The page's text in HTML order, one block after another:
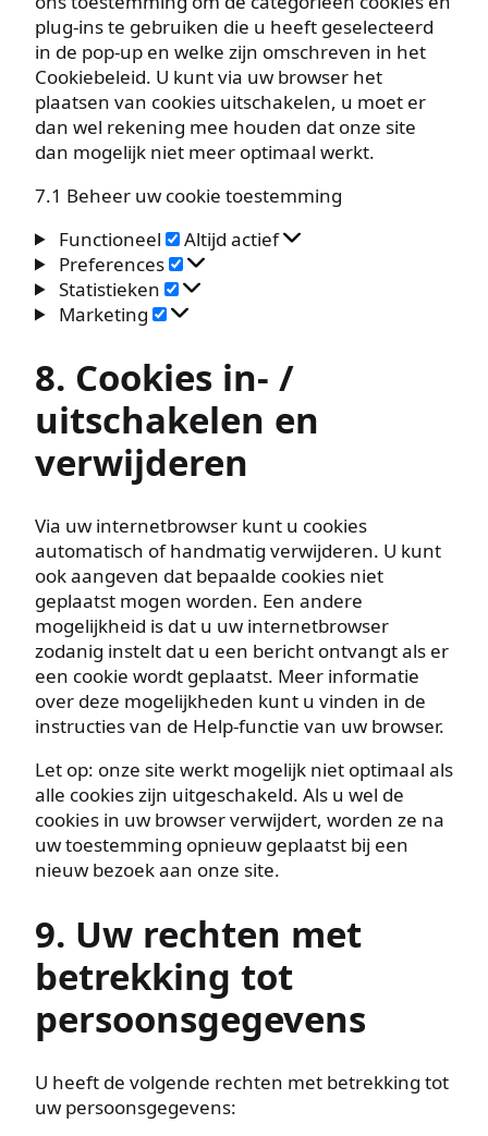
plug-ins te gebruiken die u heeft geselecteerd
in de pop-up en welke zijn omschreven in het
Cookiebeleid. U kunt via uw browser het
plaatsen van cookies uitschakelen, u moet er
dan wel rekening mee houden dat onze site
dan mogelijk niet meer optimaal werkt.
7.1 Beheer uw cookie toestemming
Functioneel
Functioneel
Altijd actief
Preferences
Preferences
Statistieken
Statistieken
Marketing
Marketing
8. Cookies in- /
uitschakelen en
verwijderen
Via uw internetbrowser kunt u cookies
automatisch of handmatig verwijderen. U kunt
ook aangeven dat bepaalde cookies niet
geplaatst mogen worden. Een andere
mogelijkheid is dat u uw internetbrowser
zodanig instelt dat u een bericht ontvangt als er
een cookie wordt geplaatst. Meer informatie
over deze mogelijkheden kunt u vinden in de
instructies van de Help-functie van uw browser.
Let op: onze site werkt mogelijk niet optimaal als
alle cookies zijn uitgeschakeld. Als u wel de
cookies in uw browser verwijdert, worden ze na
uw toestemming opnieuw geplaatst bij een
nieuw bezoek aan onze site.
9. Uw rechten met
betrekking tot
persoonsgegevens
U heeft de volgende rechten met betrekking tot
uw persoonsgegevens: